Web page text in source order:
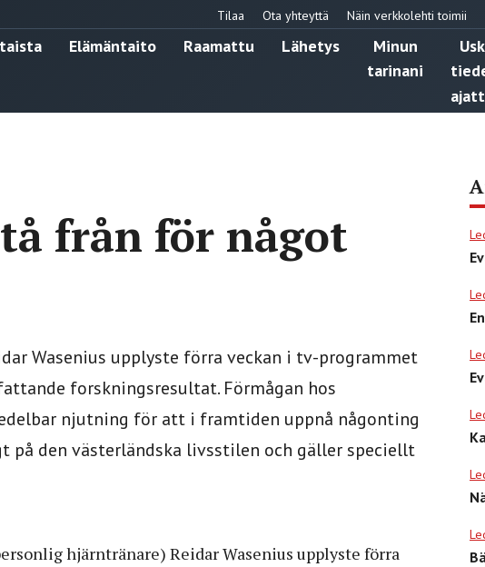
Tilaa Ota yhteyttä Näin verkkolehti toimii
Elämäntaito Raamattu Lähetys
Minun
tarinani
från för något
Wasenius upplyste förra veckan i tv-programmet
forskningsresultat. Förmågan hos
njutning för att i framtiden uppnå någonting
på den västerländska livsstilen och gäller speciellt
hjärntränare) Reidar Wasenius upplyste förra